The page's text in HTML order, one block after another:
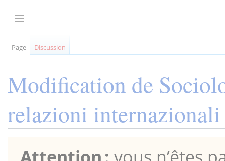
au Afficher / masquer la barre latérale
Page Discussion
Modification de
relazioni internazionali